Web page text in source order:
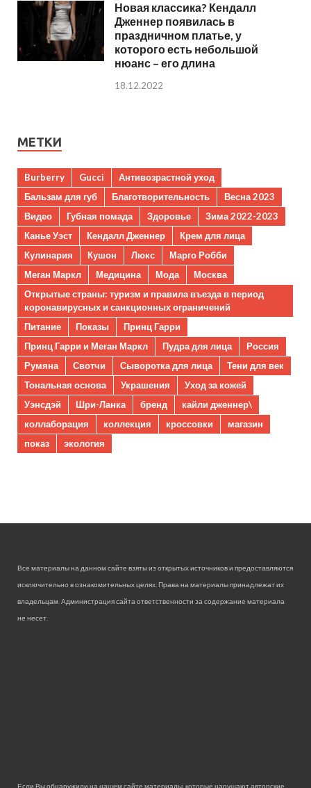
Новая классика? Кендалл
Дженнер появилась в
праздничном платье, у
которого есть небольшой
нюанс – его длина
18.12.2022
МЕТКИ
Burberry Gucci
Антивозрастной уход
Бальзам для губ
Благотворительность
Весна 2023
Видео
Губная помада Здоровье
Зима 2022-2023
Канье Уэст
Кендалл Дженнер
Крем для лица
Кулинария
Кушон Люкс
Марго Робби
Меган Маркл
Медицина Мода
Москва
Открытые страны: туризм и правила въезда в период
коронавирусных и санкционных ограничений
Питание
Показы
Принц Гарри
Принц Гарри и Меган Маркл
Пудра для лица
Россия
Румяна
Свотчи Сыворотка для лица
Тени для век
Тональная основа
Украшения
Уход за кожей
Уэнсдэй
Шри-Ланка бренд
кайли дженнер\
коллаборация
коллекция кроссовки
магазин
показ
экология
Все материалы на данном сайте взяты из открытых источников и предоставляются
исключительно в ознакомительных целях. Права на материалы принадлежат их
владельцам. Администрация сайта ответственности за содержание материала
не несет.
Если Вы обнаружили на нашем сайте материалы, которые нарушают авторские